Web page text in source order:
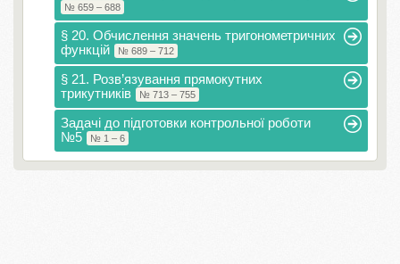
№ 659 – 688
§ 20. Обчислення значень тригонометричних
функцій
№ 689 – 712
§ 21. Розв’язування прямокутних
трикутників
№ 713 – 755
Задачі до підготовки контрольної роботи
№5
№ 1 – 6